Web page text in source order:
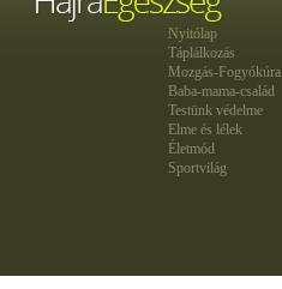
Nyitólap
Táplálkozás
Mozgás-Fogyókúra
Baba-mama-család
Testünk védelme
Elme és lélek
Életmód
Sportvilág